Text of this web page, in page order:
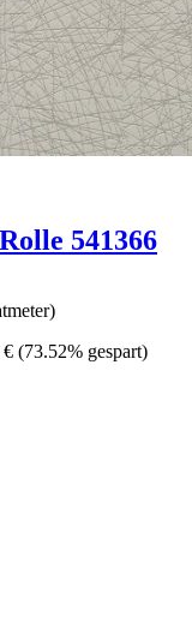
541366
€ (73.52% gespart)